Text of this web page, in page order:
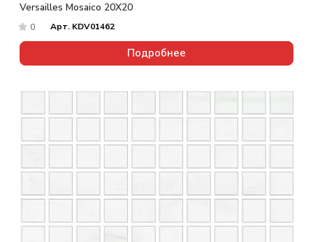
Versailles Mosaico 20X20
0 Арт. KDV01462
Подробнее